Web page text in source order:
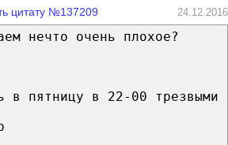
цитату №137209 24.12.2016
нечто очень плохое?
в пятницу в 22-00 трезвыми